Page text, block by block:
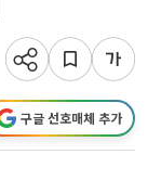
구글 선호매체 추가